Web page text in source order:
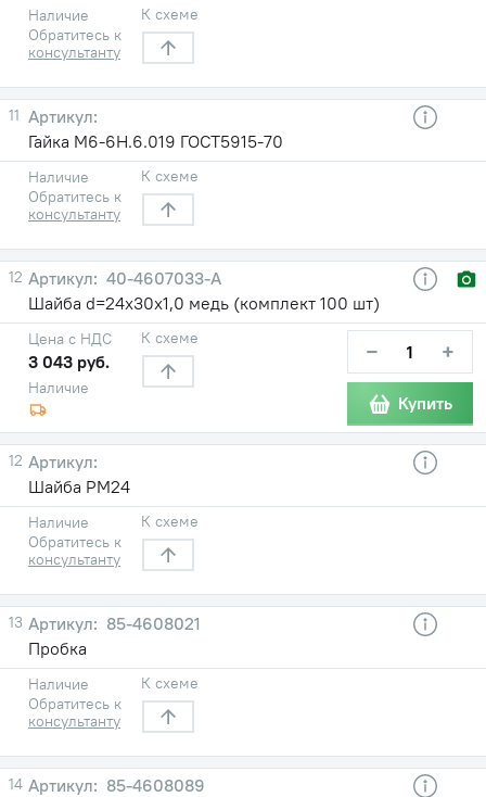
Наличие
Обратитесь к
консультанту
К схеме
11
Гайка М6-6Н.6.019 ГОСТ5915-70
Наличие
Обратитесь к
консультанту
К схеме
12
40-4607033-А
Шайба d=24х30х1,0 медь (комплект 100 шт)
Наличие
Цена с НДС
3 043 руб.
К схеме − +
Купить
12
Шайба РМ24
Наличие
Обратитесь к
консультанту
К схеме
13
85-4608021
Пробка
Наличие
Обратитесь к
консультанту
К схеме
14
85-4608089